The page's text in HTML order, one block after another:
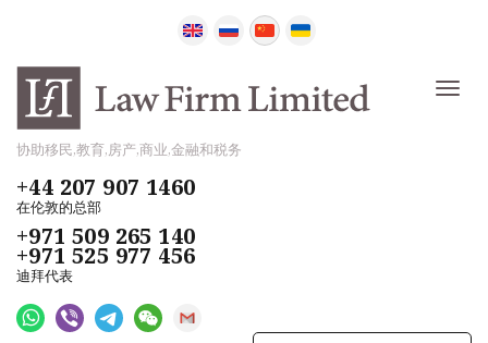
协助移民,教育,房产,商业,金融和税务
+44 207 907 1460
在伦敦的总部
+971 509 265 140
+971 525 977 456
迪拜代表